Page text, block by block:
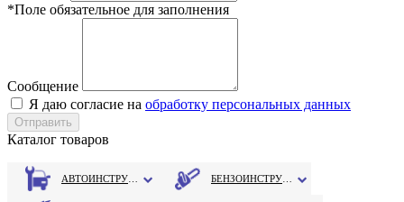
*Поле обязательное для заполнения
Сообщение
Я даю согласие на обработку персональных данных
Каталог товаров